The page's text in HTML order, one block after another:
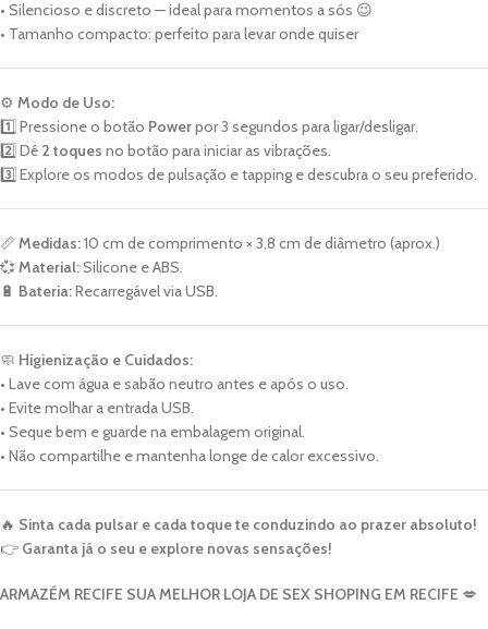
• Silencioso e discreto — ideal para momentos a sós 😉
• Tamanho compacto: perfeito para levar onde quiser
⚙️ Modo de Uso:
1️⃣ Pressione o botão Powerpor 3 segundos para ligar/desligar.
2️⃣ Dê 2 toques no botão para iniciar as vibrações.
3️⃣ Explore os modos de pulsação e tapping e descubra o seu preferido.
📏 Medidas:10 cm de comprimento × 3,8 cm de diâmetro (aprox.)
💞 Material:Silicone e ABS.
🔋 Bateria:Recarregável via USB.
🧼 Higienização e Cuidados:
• Lave com água e sabão neutro antes e após o uso.
• Evite molhar a entrada USB.
• Seque bem e guarde na embalagem original.
• Não compartilhe e mantenha longe de calor excessivo.
🔥 Sinta cada pulsar e cada toque te conduzindo ao prazer absoluto!
👉 Garanta já o seu e explore novas sensações!
ARMAZÉM RECIFE SUA MELHOR LOJA DE SEX SHOPING EM RECIFE 💋